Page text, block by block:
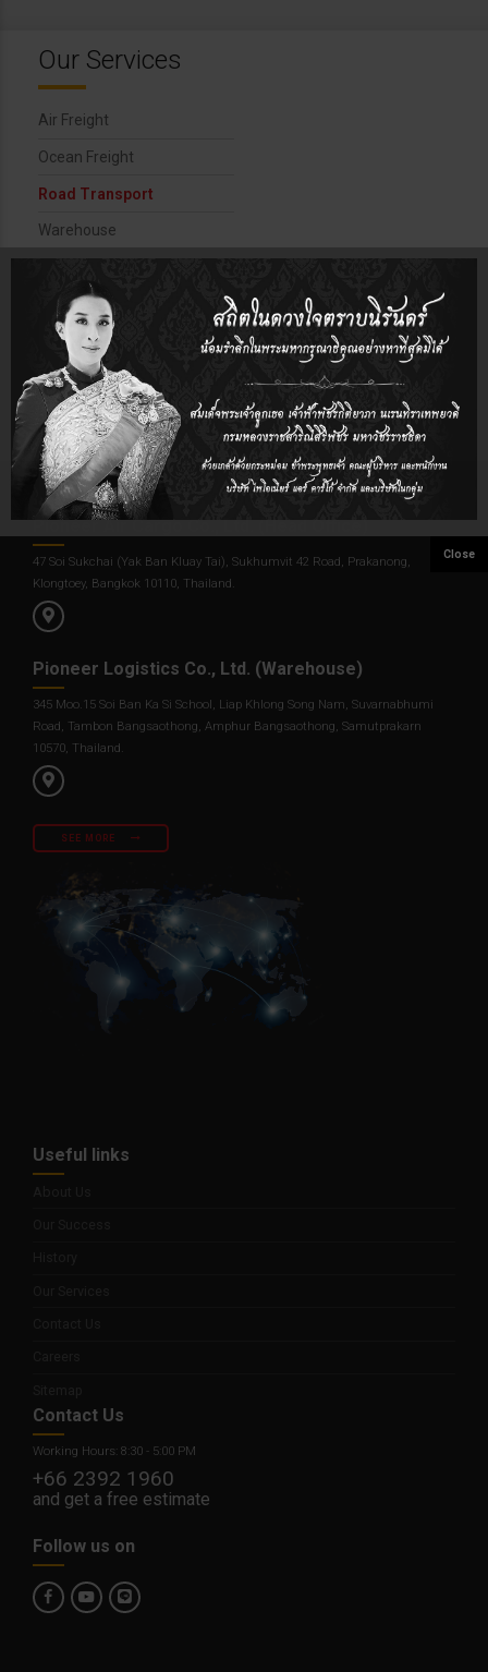
Our Services
Air Freight
Ocean Freight
Road Transport
Warehouse
Project Cargo Handling
Exhibition Cargo Handling
Customs Formalities
BOI Consultancy
Pioneer Air Cargo Co., Ltd. (Head Office)
47 Soi Sukchai (Yak Ban Kluay Tai), Sukhumvit 42 Road, Prakanong,
Klongtoey, Bangkok 10110, Thailand.
Pioneer Logistics Co., Ltd. (Warehouse)
345 Moo.15 Soi Ban Ka Si School, Liap Khlong Song Nam, Suvarnabhumi
Road, Tambon Bangsaothong, Amphur Bangsaothong, Samutprakarn
10570, Thailand.
SEE MORE
Useful links
Contact Us
Working Hours: 8:30 - 5:00 PM
+66 2392 1960
and get a free estimate
Follow us on